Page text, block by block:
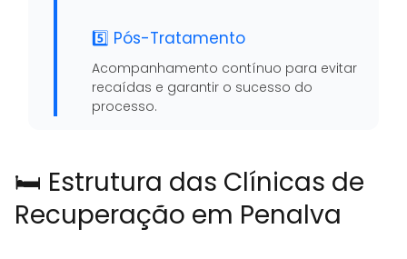
5️⃣ Pós-Tratamento
Acompanhamento contínuo para evitar
recaídas e garantir o sucesso do
processo.
🛏️ Estrutura das Clínicas de
Recuperação em Penalva